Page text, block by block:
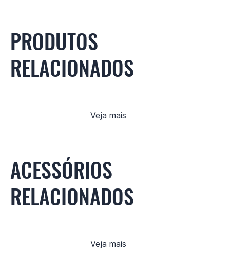
PRODUTOS
RELACIONADOS
Veja mais
ACESSÓRIOS
RELACIONADOS
Veja mais